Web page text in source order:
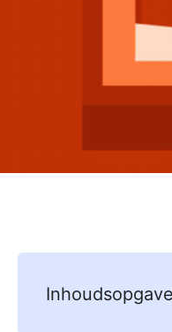
Inhoudsopgave